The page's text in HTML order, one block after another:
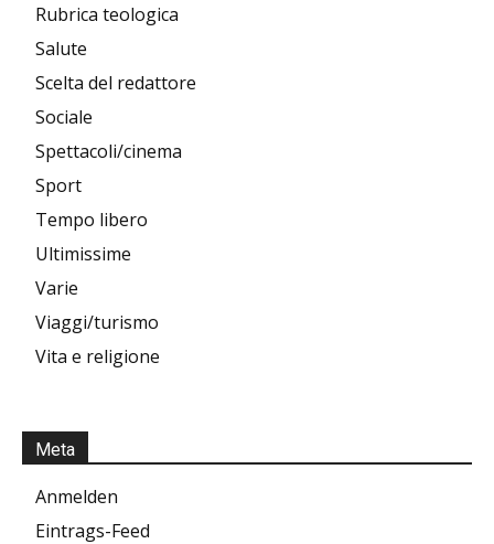
Rubrica teologica
Salute
Scelta del redattore
Sociale
Spettacoli/cinema
Sport
Tempo libero
Ultimissime
Varie
Viaggi/turismo
Vita e religione
Meta
Anmelden
Eintrags-Feed